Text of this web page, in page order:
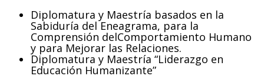
Diplomatura y Maestría basados en la
Sabiduría del Eneagrama, para la
Comprensión delComportamiento Humano
y para Mejorar las Relaciones.
Diplomatura y Maestría “Liderazgo en
Educación Humanizante”